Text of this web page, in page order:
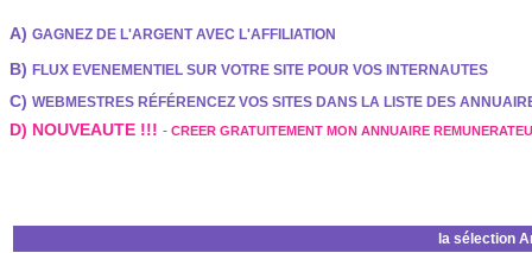
A) GAGNEZ DE L'ARGENT AVEC L'AFFILIATION
B) FLUX EVENEMENTIEL SUR VOTRE SITE POUR VOS INTERNAUTES
C) WEBMESTRES RÉFÉRENCEZ VOS SITES DANS LA LISTE DES
D) NOUVEAUTE !!! - CREER GRATUITEMENT MON ANNUAIRE
la sélection